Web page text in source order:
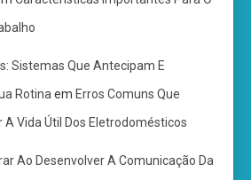
Sistemas Que Antecipam E
Rotina em Erros Comuns Que
A Vida Útil Dos Eletrodomésticos
Ao Desenvolver A Comunicação Da